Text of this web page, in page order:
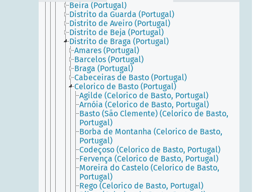
Beira (Portugal)
Distrito da Guarda (Portugal)
Distrito de Aveiro (Portugal)
Distrito de Beja (Portugal)
Distrito de Braga (Portugal)
Amares (Portugal)
Barcelos (Portugal)
Braga (Portugal)
Cabeceiras de Basto (Portugal)
Celorico de Basto (Portugal)
Agilde (Celorico de Basto, Portugal)
Arnóia (Celorico de Basto, Portugal)
Basto (São Clemente) (Celorico de Basto,
Portugal)
Borba de Montanha (Celorico de Basto,
Portugal)
Codeçoso (Celorico de Basto, Portugal)
Fervença (Celorico de Basto, Portugal)
Moreira do Castelo (Celorico de Basto,
Portugal)
Rego (Celorico de Basto, Portugal)